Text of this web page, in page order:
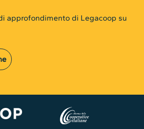
approfondimento di Legacoop su